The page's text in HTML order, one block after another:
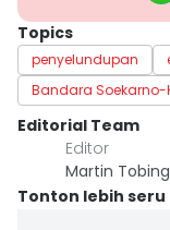
Topics
penyelundupan
Bandara Soekarno-
Editorial Team
Editor
Martin Tobing
Tonton lebih seru